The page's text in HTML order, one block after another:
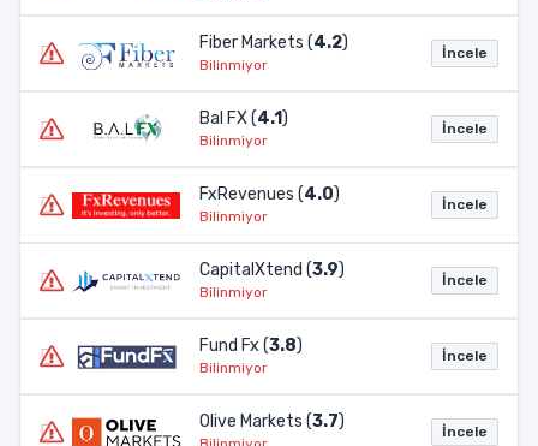
Fiber Markets (4.2)
Bilinmiyor
İncele
Bal FX (4.1)
Bilinmiyor
İncele
FxRevenues (4.0)
Bilinmiyor
İncele
CapitalXtend (3.9)
Bilinmiyor
İncele
Fund Fx (3.8)
Bilinmiyor
İncele
Olive Markets (3.7) İncele